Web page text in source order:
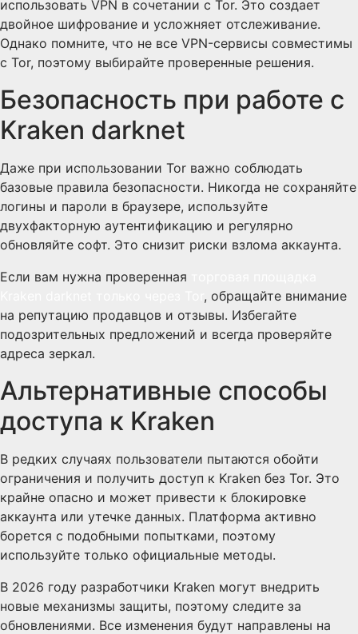
использовать VPN в сочетании с Tor. Это создает
двойное шифрование и усложняет отслеживание.
Однако помните, что не все VPN-сервисы совместимы
с Tor, поэтому выбирайте проверенные решения.
Безопасность при работе с
Kraken darknet
Даже при использовании Tor важно соблюдать
базовые правила безопасности. Никогда не сохраняйте
логины и пароли в браузере, используйте
двухфакторную аутентификацию и регулярно
обновляйте софт. Это снизит риски взлома аккаунта.
Если вам нужна проверенная
, обращайте внимание
на репутацию продавцов и отзывы. Избегайте
подозрительных предложений и всегда проверяйте
адреса зеркал.
Альтернативные способы
доступа к Kraken
В редких случаях пользователи пытаются обойти
ограничения и получить доступ к Kraken без Tor. Это
крайне опасно и может привести к блокировке
аккаунта или утечке данных. Платформа активно
борется с подобными попытками, поэтому
используйте только официальные методы.
В 2026 году разработчики Kraken могут внедрить
новые механизмы защиты, поэтому следите за
обновлениями. Все изменения будут направлены на